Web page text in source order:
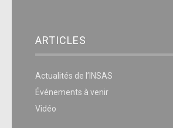
ARTICLES
Actualités de l’INSAS
Événements à venir
Vidéo